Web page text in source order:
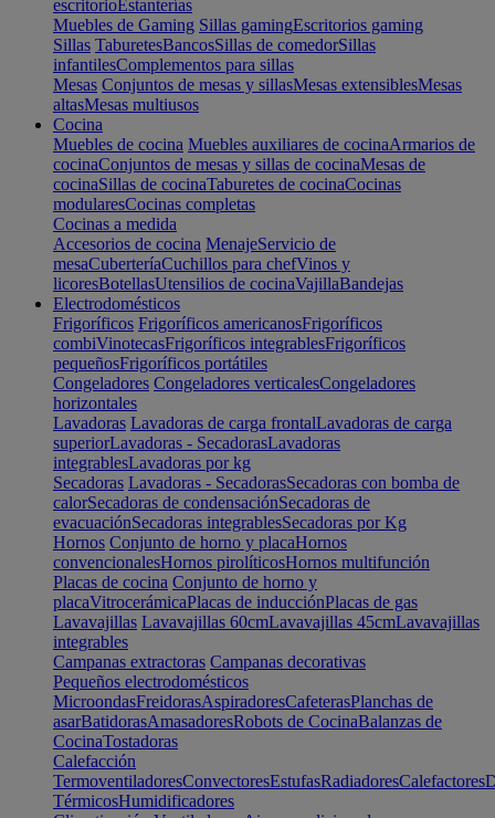
escritorioEstanterías
Muebles de Gaming Sillas gamingEscritorios gaming
Sillas TaburetesBancosSillas de comedorSillas
infantilesComplementos para sillas
Mesas Conjuntos de mesas y sillasMesas extensiblesMesas
altasMesas multiusos
Cocina
Muebles de cocina Muebles auxiliares de cocinaArmarios de
cocinaConjuntos de mesas y sillas de cocinaMesas de
cocinaSillas de cocinaTaburetes de cocinaCocinas
modularesCocinas completas
Cocinas a medida
Accesorios de cocina MenajeServicio de
mesaCuberteríaCuchillos para chefVinos y
licoresBotellasUtensilios de cocinaVajillaBandejas
Electrodomésticos
Frigoríficos Frigoríficos americanosFrigoríficos
combiVinotecasFrigoríficos integrablesFrigoríficos
pequeñosFrigoríficos portátiles
Congeladores Congeladores verticalesCongeladores
horizontales
Lavadoras Lavadoras de carga frontalLavadoras de carga
superiorLavadoras - SecadorasLavadoras
integrablesLavadoras por kg
Secadoras Lavadoras - SecadorasSecadoras con bomba de
calorSecadoras de condensaciónSecadoras de
evacuaciónSecadoras integrablesSecadoras por Kg
Hornos Conjunto de horno y placaHornos
convencionalesHornos pirolíticosHornos multifunción
Placas de cocina Conjunto de horno y
placaVitrocerámicaPlacas de inducciónPlacas de gas
Lavavajillas Lavavajillas 60cmLavavajillas 45cmLavavajillas
integrables
Campanas extractoras Campanas decorativas
Pequeños electrodomésticos
MicroondasFreidorasAspiradoresCafeterasPlanchas de
asarBatidorasAmasadoresRobots de CocinaBalanzas de
CocinaTostadoras
Calefacción
TermoventiladoresConvectoresEstufasRadiadoresCalefactores
TérmicosHumidificadores